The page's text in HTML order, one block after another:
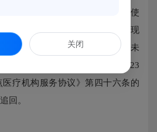
限公司福州第三十五分店违规使
年全覆盖检查工作中，经核实发现
司福州第三十五分店存在药品未
州市马尾医疗保障局根据《2023
疗机构服务协议》第四十六条的
回。
关闭